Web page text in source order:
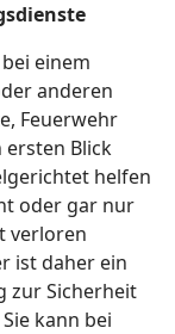
einem
anderen
Feuerwehr
ersten Blick
helfen
oder gar nur
verloren
ist daher ein
zur Sicherheit
kann bei